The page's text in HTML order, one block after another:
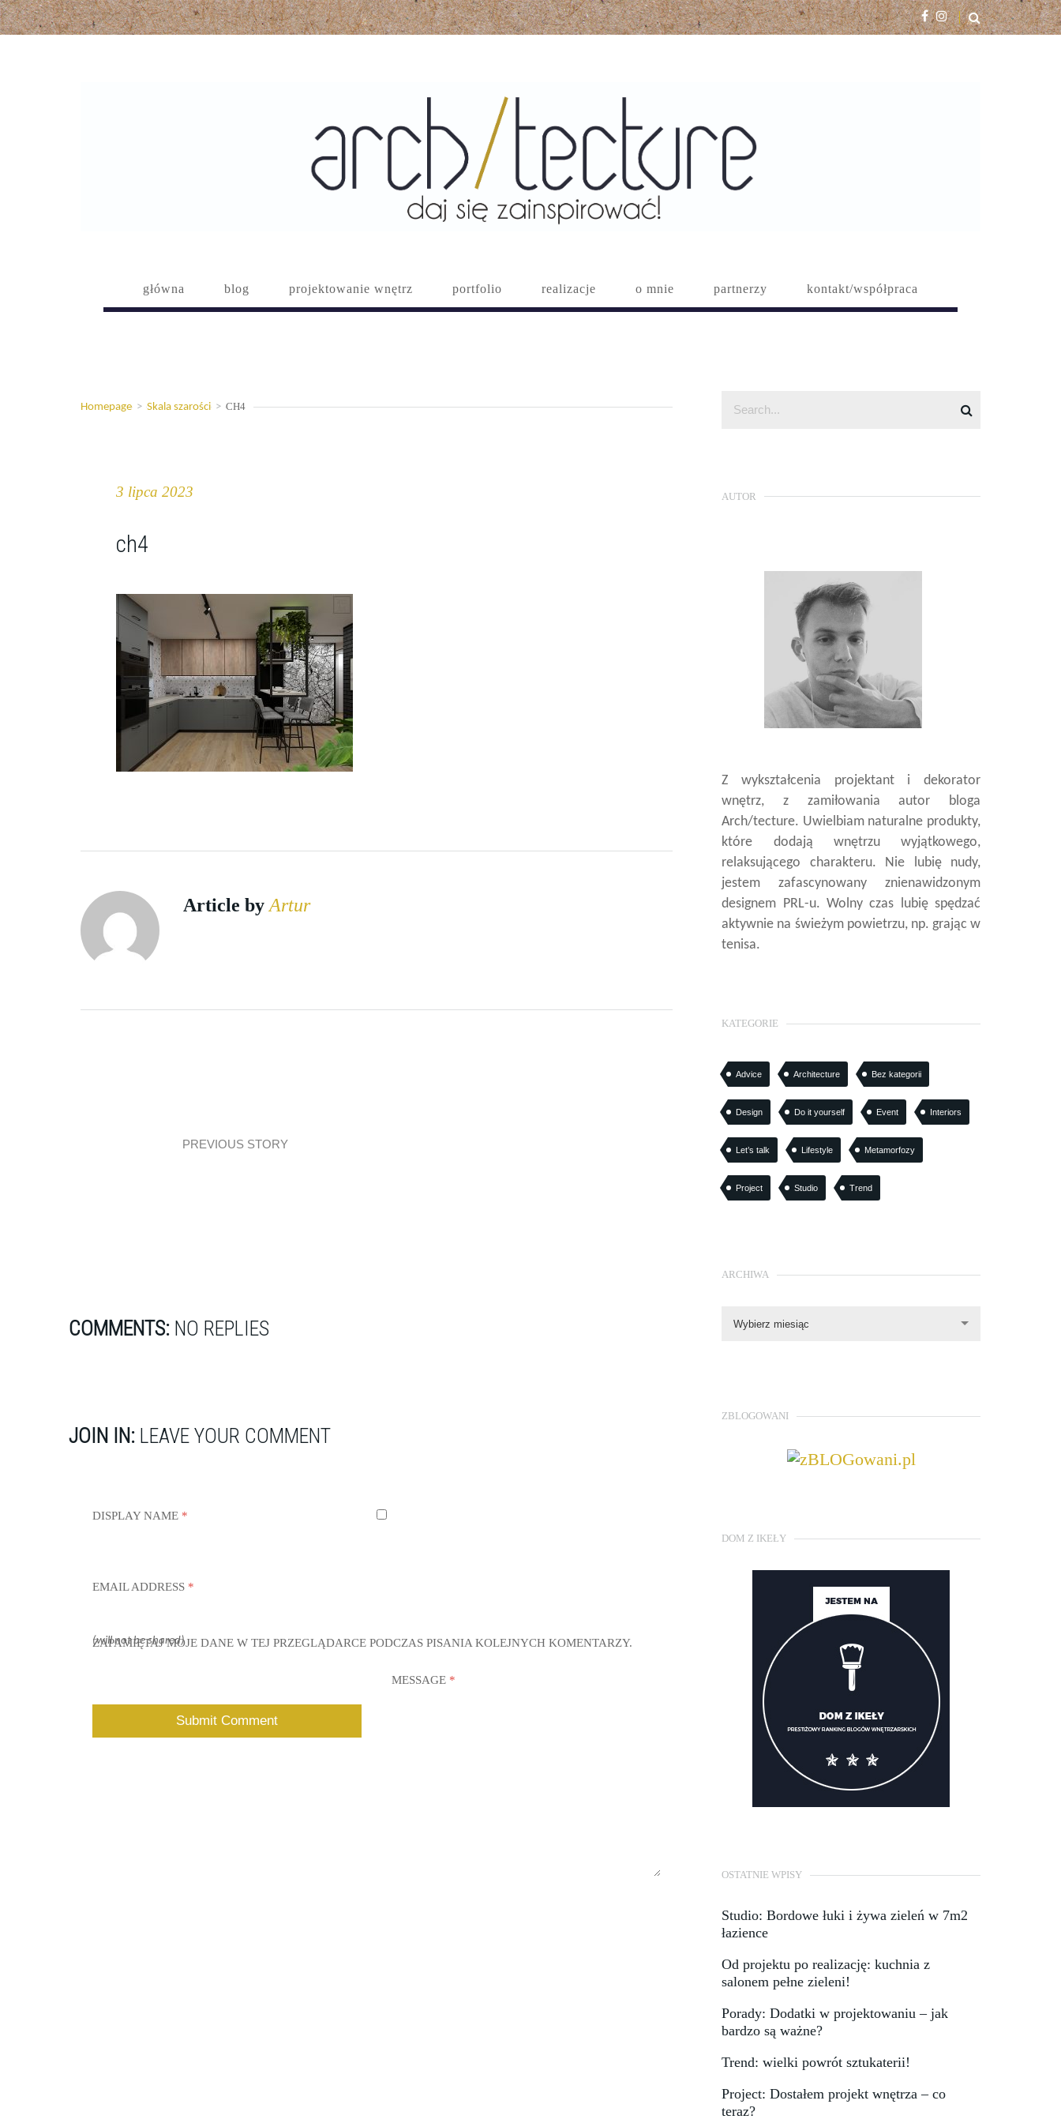
główna blog projektowanie wnętrz portfolio realizacje o mnie partnerzy kontakt/współpraca
Homepage > Skala szarości > CH4
3 lipca 2023
ch4
Article by Artur
PREVIOUS STORY
COMMENTS: NO REPLIES
JOIN IN: LEAVE YOUR COMMENT
DISPLAY NAME *
EMAIL ADDRESS *
(will not be shared)
ZAPAMIĘTAJ MOJE DANE W TEJ PRZEGLĄDARCE PODCZAS PISANIA KOLEJNYCH KOMENTARZY.
MESSAGE *
AUTOR
Z wykształcenia projektant i dekorator
wnętrz, z zamiłowania autor bloga
Arch/tecture. Uwielbiam naturalne produkty,
które dodają wnętrzu wyjątkowego,
relaksującego charakteru. Nie lubię nudy,
jestem zafascynowany znienawidzonym
designem PRL-u. Wolny czas lubię spędzać
aktywnie na świeżym powietrzu, np. grając w
tenisa.
KATEGORIE
Advice Architecture Bez kategorii
Design Do it yourself Event Interiors
Let’s talk Lifestyle Metamorfozy
Project Studio Trend
ARCHIWA
Wybierz miesiąc
ZBLOGOWANI
DOM Z IKEŁY
OSTATNIE WPISY
Studio: Bordowe łuki i żywa zieleń w 7m2
łazience
Od projektu po realizację: kuchnia z
salonem pełne zieleni!
Porady: Dodatki w projektowaniu – jak
bardzo są ważne?
Trend: wielki powrót sztukaterii!
Project: Dostałem projekt wnętrza – co
teraz?